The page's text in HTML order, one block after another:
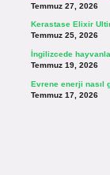
Temmuz 27, 2026
Kerastase Elixir
Temmuz 25, 2026
İngilizcede
Temmuz 19, 2026
Evrene enerji nasıl
Temmuz 17, 2026